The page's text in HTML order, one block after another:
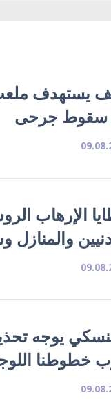
يستهدف ملعب
سقوط جرحى
الإرهاب
والمنازل
يوجه
خطوطنا